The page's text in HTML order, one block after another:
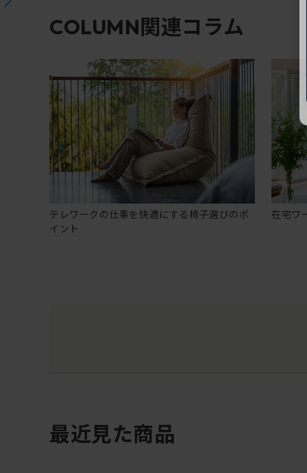
COLUMN関連コラム
テレワークの仕事を快適にする椅子選びのポ
イント
在宅ワ
最近見た商品